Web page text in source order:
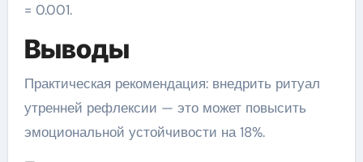
= 0.001.
Выводы
Практическая рекомендация: внедрить ритуал
утренней рефлексии — это может повысить
эмоциональной устойчивости на 18%.